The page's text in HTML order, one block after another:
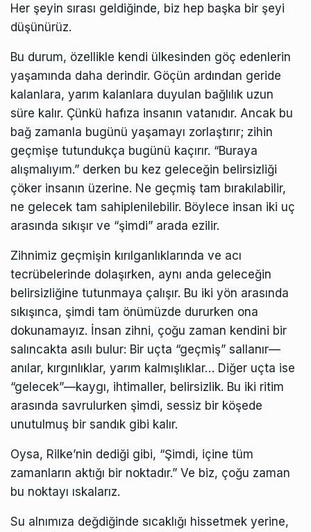
Her şeyin sırası geldiğinde, biz hep başka bir şeyi
düşünürüz.
Bu durum, özellikle kendi ülkesinden göç edenlerin
yaşamında daha derindir. Göçün ardından geride
kalanlara, yarım kalanlara duyulan bağlılık uzun
süre kalır. Çünkü hafıza insanın vatanıdır. Ancak bu
bağ zamanla bugünü yaşamayı zorlaştırır; zihin
geçmişe tutundukça bugünü kaçırır. “Buraya
alışmalıyım.” derken bu kez geleceğin belirsizliği
çöker insanın üzerine. Ne geçmiş tam bırakılabilir,
ne gelecek tam sahiplenilebilir. Böylece insan iki uç
arasında sıkışır ve “şimdi” arada ezilir.
Zihnimiz geçmişin kırılganlıklarında ve acı
tecrübelerinde dolaşırken, aynı anda geleceğin
belirsizliğine tutunmaya çalışır. Bu iki yön arasında
sıkışınca, şimdi tam önümüzde dururken ona
dokunamayız. İnsan zihni, çoğu zaman kendini bir
salıncakta asılı bulur: Bir uçta “geçmiş” sallanır—
anılar, kırgınlıklar, yarım kalmışlıklar… Diğer uçta ise
“gelecek”—kaygı, ihtimaller, belirsizlik. Bu iki ritim
arasında savrulurken şimdi, sessiz bir köşede
unutulmuş bir sandık gibi kalır.
Oysa, Rilke’nin dediği gibi, “Şimdi, içine tüm
zamanların aktığı bir noktadır.” Ve biz, çoğu zaman
bu noktayı ıskalarız.
Su alnımıza değdiğinde sıcaklığı hissetmek yerine,